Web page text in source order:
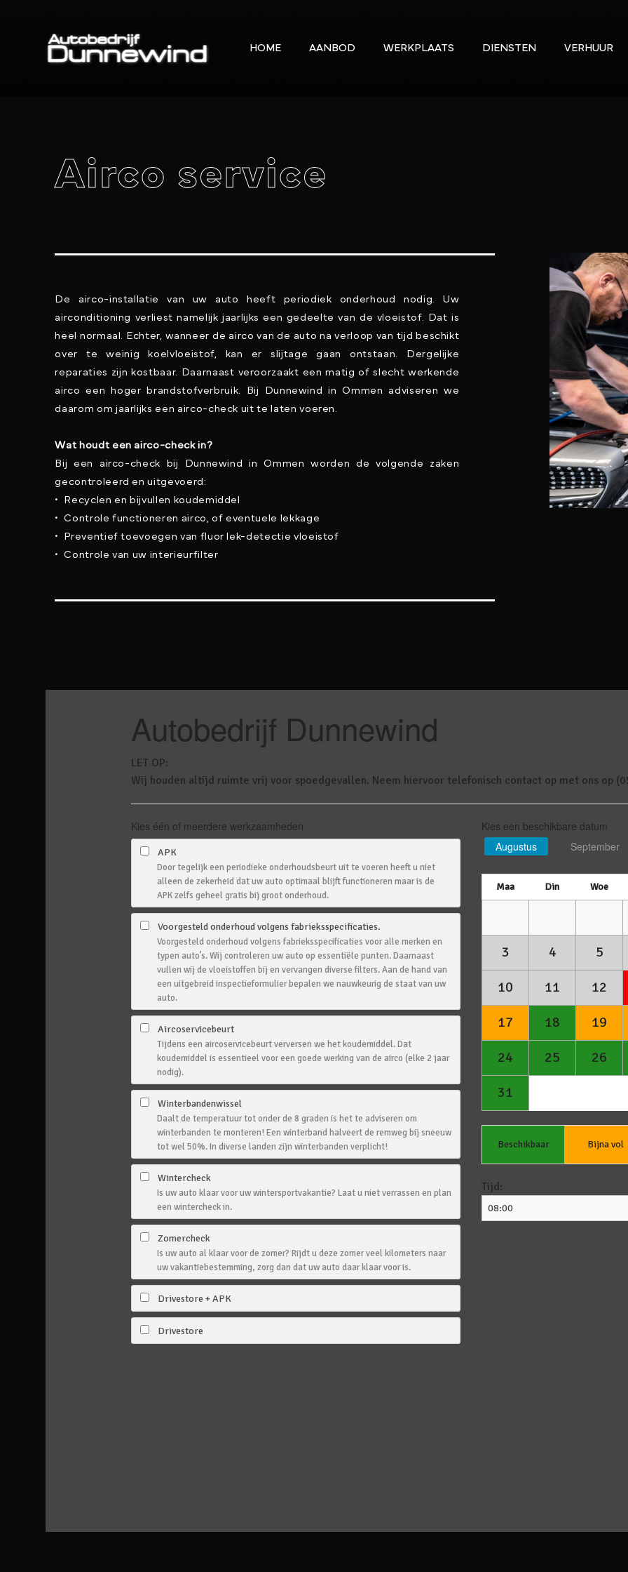
HOME AANBOD WERKPLAATS DIENSTEN VERHUUR
Airco service
De airco-installatie van uw auto heeft periodiek onderhoud nodig. Uw
airconditioning verliest namelijk jaarlijks een gedeelte van de vloeistof. Dat is
heel normaal. Echter, wanneer de airco van de auto na verloop van tijd beschikt
over te weinig koelvloeistof, kan er slijtage gaan ontstaan. Dergelijke
reparaties zijn kostbaar. Daarnaast veroorzaakt een matig of slecht werkende
airco een hoger brandstofverbruik. Bij Dunnewind in Ommen adviseren we
daarom om jaarlijks een airco-check uit te laten voeren.
Wat houdt een airco-check in?
Bij een airco-check bij Dunnewind in Ommen worden de volgende zaken
gecontroleerd en uitgevoerd:
• Recyclen en bijvullen koudemiddel
• Controle functioneren airco, of eventuele lekkage
• Preventief toevoegen van fluor lek-detectie vloeistof
• Controle van uw interieurfilter